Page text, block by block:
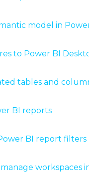
model in
to Power BI
tables and
BI reports
BI report filters
workspaces